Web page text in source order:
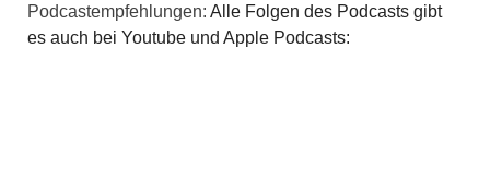
Podcastempfehlungen: Alle Folgen des Podcasts gibt
es auch bei Youtube und Apple Podcasts: